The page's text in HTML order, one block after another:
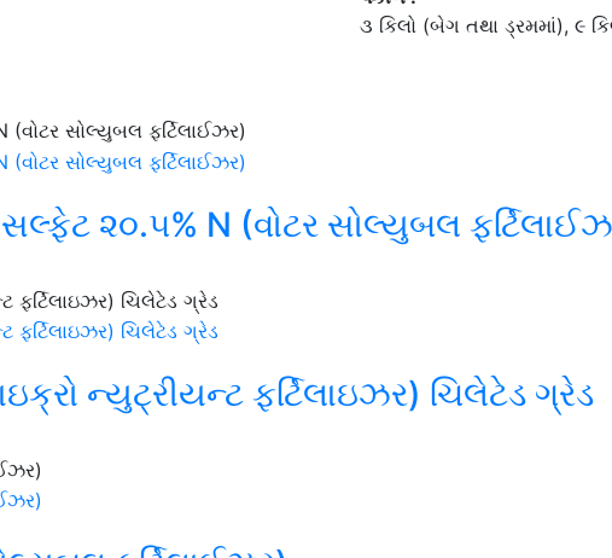
૩ કિલો (બેગ તથા ડ્રમમાં), ૯
૨૦.૫% N (વોટર સોલ્યુબલ
ન્યુટ્રીયન્ટ ફર્ટિલાઇઝર) ચિલેટેડ ગ્રેડ